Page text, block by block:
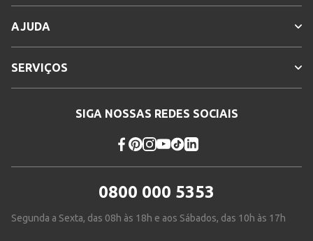
AJUDA
SERVIÇOS
SIGA NOSSAS REDES SOCIAIS
0800 000 5353
Segunda a Sexta, das 08h às 18h e aos Sábados, das 10h às 17h